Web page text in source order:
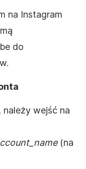
na Instagram
do
należy wejść na
(na